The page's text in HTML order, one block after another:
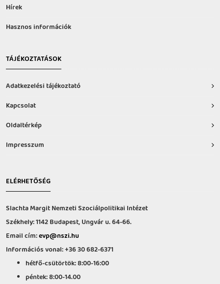
Hírek
Hasznos információk
TÁJÉKOZTATÁSOK
Adatkezelési tájékoztató
Kapcsolat
Oldaltérkép
Impresszum
ELÉRHETŐSÉG
Slachta Margit Nemzeti Szociálpolitikai Intézet
Székhely: 1142 Budapest, Ungvár u. 64-66.
Email cím:evp@nszi.hu
Információs vonal: +36 30 682-6371
hétfő-csütörtök: 8:00-16:00
péntek: 8:00-14.00